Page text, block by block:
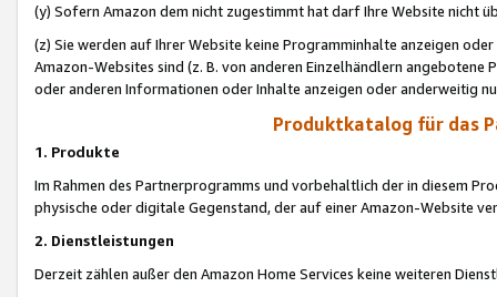
(y) Sofern Amazon dem nicht zugestimmt hat darf Ihre Website nicht
(z) Sie werden auf Ihrer Website keine Programminhalte anzeigen
Amazon-Websites sind (z. B. von anderen Einzelhändlern
oder anderen Informationen oder Inhalte anzeigen oder anderweitig
Produktkatalog für das
1. Produkte
Im Rahmen des Partnerprogramms und vorbehaltlich der in diesem
physische oder digitale Gegenstand, der auf einer Amazon-Website
2. Dienstleistungen
Derzeit zählen außer den Amazon Home Services keine weiteren